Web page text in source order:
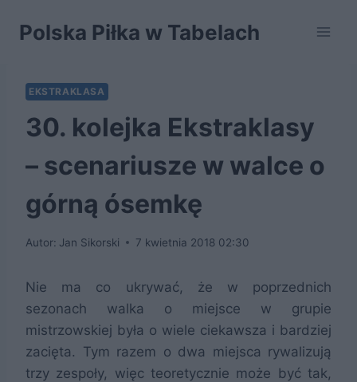
Polska Piłka w Tabelach
EKSTRAKLASA
30. kolejka Ekstraklasy
– scenariusze w walce o
górną ósemkę
Autor: Jan Sikorski 7 kwietnia 2018 02:30
Nie ma co ukrywać, że w poprzednich
sezonach walka o miejsce w grupie
mistrzowskiej była o wiele ciekawsza i bardziej
zacięta. Tym razem o dwa miejsca rywalizują
trzy zespoły, więc teoretycznie może być tak,